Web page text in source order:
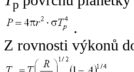
p
.
Z rovnosti výkonů